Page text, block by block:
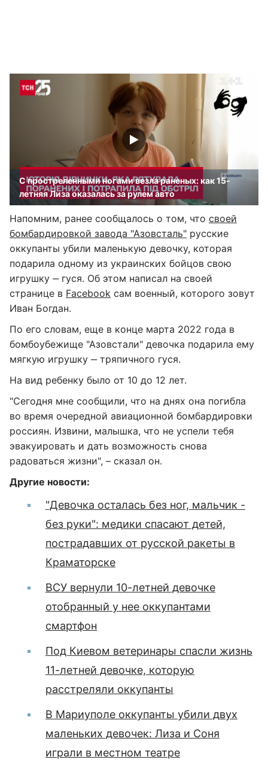
С простреленными ногами везла раненых: как 15-
летняя Лиза оказалась за рулем авто
Напомним, ранее сообщалось о том, что своей
бомбардировкой завода "Азовсталь" русские
оккупанты убили маленькую девочку, которая
подарила одному из украинских бойцов свою
игрушку ‒ гуся. Об этом написал на своей
странице в Facebook сам военный, которого зовут
Иван Богдан.
По его словам, еще в конце марта 2022 года в
бомбоубежище "Азовстали" девочка подарила ему
мягкую игрушку ‒ тряпичного гуся.
На вид ребенку было от 10 до 12 лет.
"Сегодня мне сообщили, что на днях она погибла
во время очередной авиационной бомбардировки
россиян. Извини, малышка, что не успели тебя
эвакуировать и дать возможность снова
радоваться жизни", – сказал он.
Другие новости:
"Девочка осталась без ног, мальчик -
без руки": медики спасают детей,
пострадавших от русской ракеты в
Краматорске
ВСУ вернули 10-летней девочке
отобранный у нее оккупантами
смартфон
Под Киевом ветеринары спасли жизнь
11-летней девочке, которую
расстреляли оккупанты
В Мариуполе оккупанты убили двух
маленьких девочек: Лиза и Соня
играли в местном театре